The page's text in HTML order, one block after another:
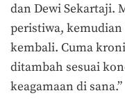
dan Dewi Sekartaji.
peristiwa,
kembali. Cuma
ditambah sesuai
keagamaan di sana.”